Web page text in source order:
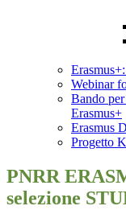
Webinar
Bando
Erasmus+
Erasmus
Progetto
PNRR
selezione